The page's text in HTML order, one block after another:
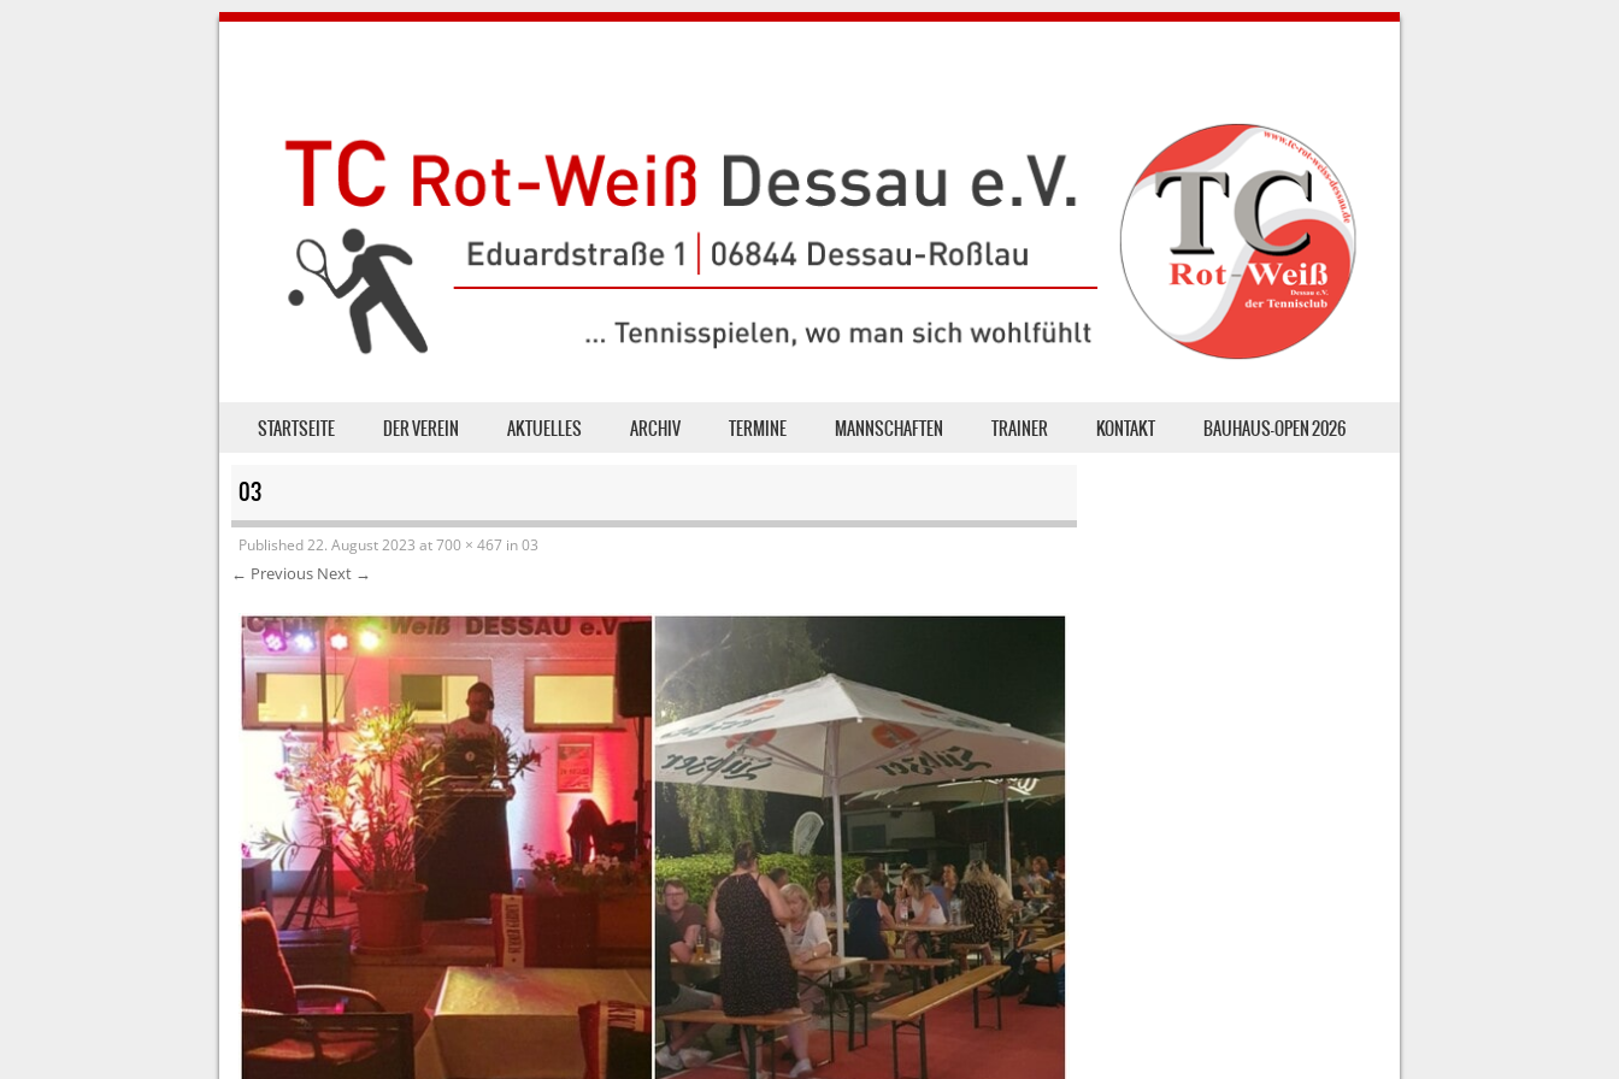
SKIP TO CONTENT
STARTSEITE DER VEREIN AKTUELLES ARCHIV TERMINE MANNSCHAFTEN TRAINER KONTAKT BAUHAUS-OPEN 2026
03
Published22. August 2023 at700 × 467in03
← Previous Next →